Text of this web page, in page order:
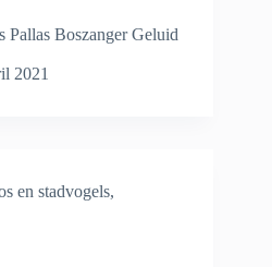
Pallas Boszanger Geluid
2021
en stadvogels,